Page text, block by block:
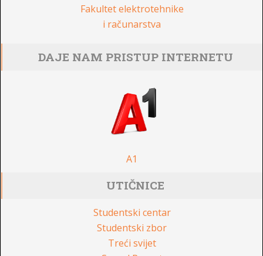
Fakultet elektrotehnike
i računarstva
DAJE NAM PRISTUP INTERNETU
A1
UTIČNICE
Studentski centar
Studentski zbor
Treći svijet